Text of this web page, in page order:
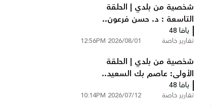
شخصية من بلدي | الحلقة
التاسعة : د. حسن فرعون..
الطبيب الذي رفض مغادرة يافا
عام 1948
يافا 48
تقارير خاصة 2026/08/01 12:56PM
شخصية من بلدي | الحلقة
الأولى: عاصم بك السعيد..
رئيس بلدية يافا في ثلاثينيات
القرن الماضي
يافا 48
تقارير خاصة 2026/07/12 10:14PM